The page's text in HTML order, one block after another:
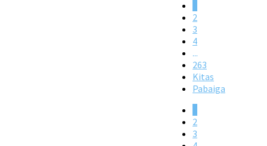
2
3
4
...
263
Kitas
Pabaiga
2
3